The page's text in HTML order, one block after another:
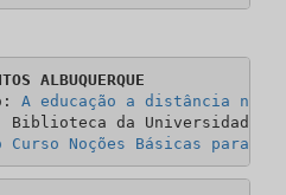
ALBUQUERQUE
A educação a distância no
Biblioteca da Universidade
Curso Noções Básicas para